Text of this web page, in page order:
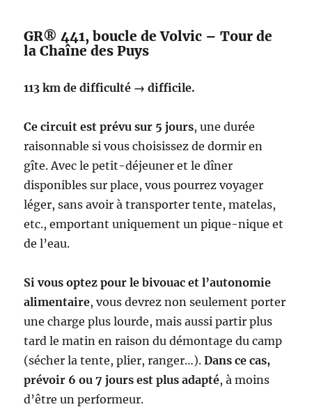
GR® 441, boucle de Volvic – Tour de
la Chaîne des Puys
113 km de difficulté → difficile.
Ce circuit est prévu sur 5 jours, une durée
raisonnable si vous choisissez de dormir en
gîte. Avec le petit-déjeuner et le dîner
disponibles sur place, vous pourrez voyager
léger, sans avoir à transporter tente, matelas,
etc., emportant uniquement un pique-nique et
de l’eau.
Si vous optez pour le bivouac et l’autonomie
alimentaire, vous devrez non seulement porter
une charge plus lourde, mais aussi partir plus
tard le matin en raison du démontage du camp
(sécher la tente, plier, ranger…).Dans ce cas,
prévoir 6 ou 7 jours est plus adapté, à moins
d’être un performeur.